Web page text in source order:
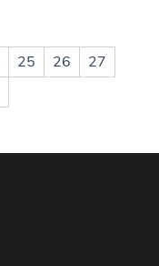
25 26
27